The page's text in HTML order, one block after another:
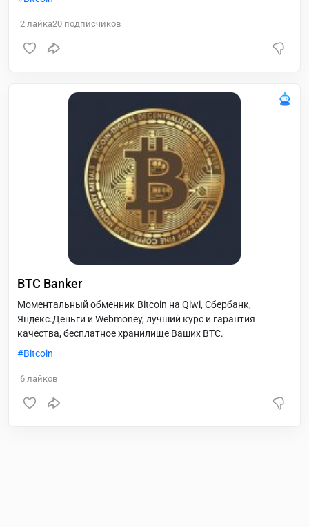
2 лайка20 подписчиков
BTC Banker
Моментальный обменник Bitcoin на Qiwi, Сбербанк,
Яндекс.Деньги и Webmoney, лучший курс и гарантия
качества, бесплатное хранилище Ваших BTC.
Bitcoin
6 лайков